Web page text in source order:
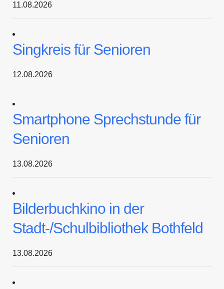
11.08.2026
Singkreis für Senioren
12.08.2026
Smartphone Sprechstunde für
Senioren
13.08.2026
Bilderbuchkino in der
Stadt-/Schulbibliothek Bothfeld
13.08.2026